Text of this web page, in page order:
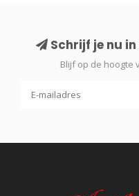
Schrijf je nu
Blijf op de hoogte